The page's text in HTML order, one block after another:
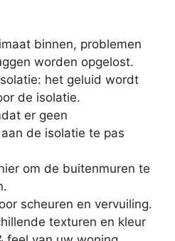
binnen, problemen
worden opgelost.
het geluid wordt
de isolatie.
er geen
de isolatie te pas
om de buitenmuren te
scheuren en vervuiling.
texturen en kleur